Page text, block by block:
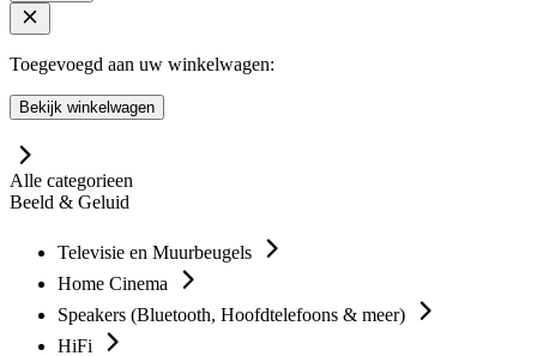
Toegevoegd aan uw winkelwagen:
Bekijk winkelwagen
Alle categorieen
Beeld & Geluid
Televisie en Muurbeugels
Home Cinema
Speakers (Bluetooth, Hoofdtelefoons & meer)
HiFi